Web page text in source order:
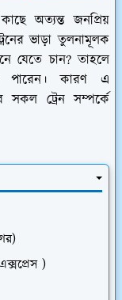
অত্যন্ত জনপ্রিয়
ভাড়া তুলনামূলক
যেতে চান? তাহলে
পারেন। কারণ এ
সকল ট্রেন সম্পর্কে
)